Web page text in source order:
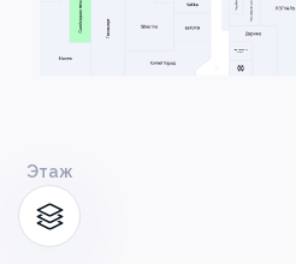
Свободная площадь
Этаж